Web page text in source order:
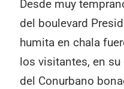
Desde muy
del boulevard
humita en chala
los visitantes, en
del Conurbano